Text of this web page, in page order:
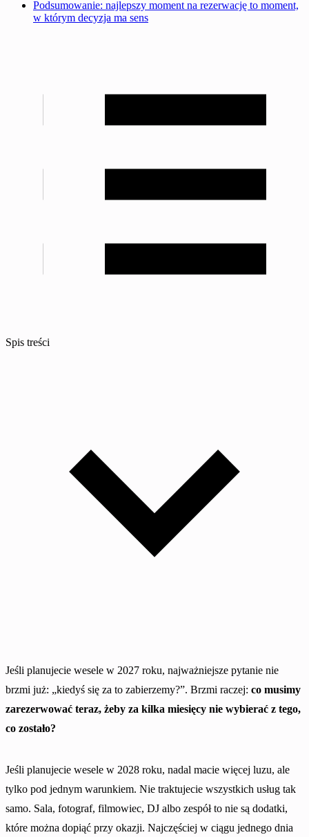
Podsumowanie: najlepszy moment na rezerwację to moment,
w którym decyzja ma sens
Spis treści
Jeśli planujecie wesele w 2027 roku, najważniejsze pytanie nie
brzmi już: „kiedyś się za to zabierzemy?”. Brzmi raczej: co musimy
zarezerwować teraz, żeby za kilka miesięcy nie wybierać z tego,
co zostało?
Jeśli planujecie wesele w 2028 roku, nadal macie więcej luzu, ale
tylko pod jednym warunkiem. Nie traktujecie wszystkich usług tak
samo. Sala, fotograf, filmowiec, DJ albo zespół to nie są dodatki,
które można dopiąć przy okazji. Najczęściej w ciągu jednego dnia